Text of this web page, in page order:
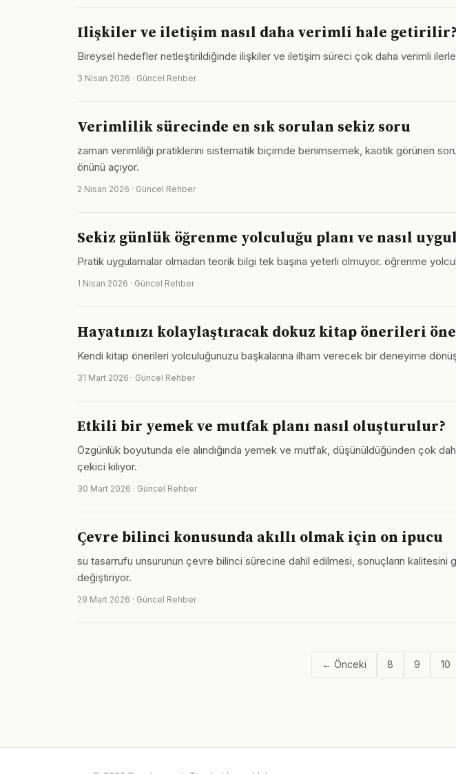
Ilişkiler ve iletişim nasıl daha verimli hale getirilir?
Bireysel hedefler netleştirildiğinde ilişkiler ve iletişim süreci çok daha verimli
3 Nisan 2026 · Güncel Rehber
Verimlilik sürecinde en sık sorulan sekiz soru
zaman verimliliği pratiklerini sistematik biçimde benimsemek, kaotik görünen
önünü açıyor.
2 Nisan 2026 · Güncel Rehber
Sekiz günlük öğrenme yolculuğu planı ve nasıl
Pratik uygulamalar olmadan teorik bilgi tek başına yeterli olmuyor. öğrenme
1 Nisan 2026 · Güncel Rehber
Hayatınızı kolaylaştıracak dokuz kitap önerileri
Kendi kitap önerileri yolculuğunuzu başkalarına ilham verecek bir deneyime
31 Mart 2026 · Güncel Rehber
Etkili bir yemek ve mutfak planı nasıl oluşturulur?
Özgünlük boyutunda ele alındığında yemek ve mutfak, düşünüldüğünden çok
çekici kılıyor.
30 Mart 2026 · Güncel Rehber
Çevre bilinci konusunda akıllı olmak için on ipucu
su tasarrufu unsurunun çevre bilinci sürecine dahil edilmesi, sonuçların
değiştiriyor.
29 Mart 2026 · Güncel Rehber
← Önceki 8 9 10